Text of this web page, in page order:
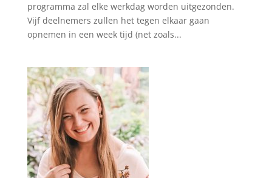
programma zal elke werkdag worden uitgezonden.
Vijf deelnemers zullen het tegen elkaar gaan
opnemen in een week tijd (net zoals...